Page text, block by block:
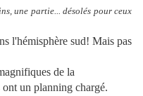
une partie... désolés pour ceux
l'hémisphère sud! Mais pas
de la
un planning chargé.